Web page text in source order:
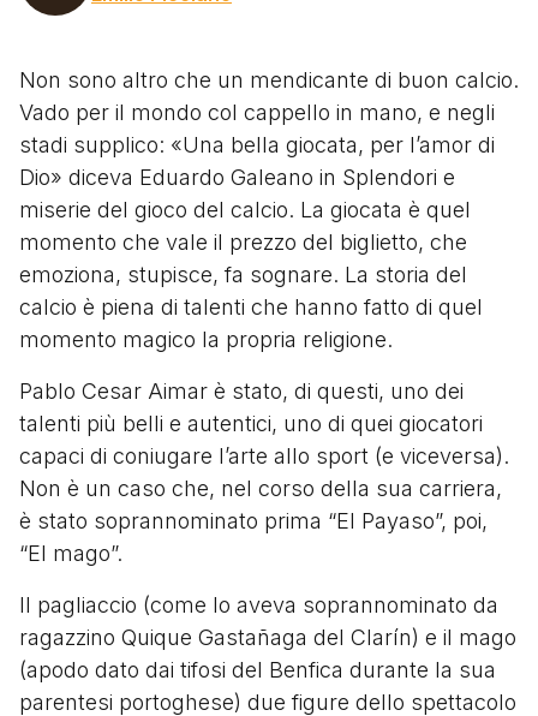
Non sono altro che un mendicante di buon calcio.
Vado per il mondo col cappello in mano, e negli
stadi supplico: «Una bella giocata, per l’amor di
Dio» diceva Eduardo Galeano in Splendori e
miserie del gioco del calcio. La giocata è quel
momento che vale il prezzo del biglietto, che
emoziona, stupisce, fa sognare. La storia del
calcio è piena di talenti che hanno fatto di quel
momento magico la propria religione.
Pablo Cesar Aimar è stato, di questi, uno dei
talenti più belli e autentici, uno di quei giocatori
capaci di coniugare l’arte allo sport (e viceversa).
Non è un caso che, nel corso della sua carriera,
è stato soprannominato prima “El Payaso”, poi,
“El mago”.
Il pagliaccio (come lo aveva soprannominato da
ragazzino Quique Gastañaga del Clarín) e il mago
(apodo dato dai tifosi del Benfica durante la sua
parentesi portoghese) due figure dello spettacolo